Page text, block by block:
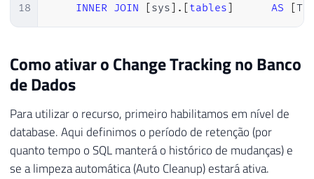
18
INNER JOIN [sys] . [tables] AS [T]
Como ativar o Change Tracking no Banco
de Dados
Para utilizar o recurso, primeiro habilitamos em nível de
database. Aqui definimos o período de retenção (por
quanto tempo o SQL manterá o histórico de mudanças) e
se a limpeza automática (Auto Cleanup) estará ativa.